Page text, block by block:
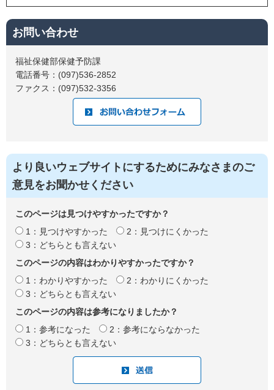
お問い合わせ
福祉保健部保健予防課
電話番号：(097)536-2852
ファクス：(097)532-3356
より良いウェブサイトにするためにみなさまのご
意見をお聞かせください
このページは見つけやすかったですか？
1：見つけやすかった
2：見つけにくかった
3：どちらとも言えない
このページの内容はわかりやすかったですか？
1：わかりやすかった
2：わかりにくかった
3：どちらとも言えない
このページの内容は参考になりましたか？
1：参考になった
2：参考にならなかった
3：どちらとも言えない